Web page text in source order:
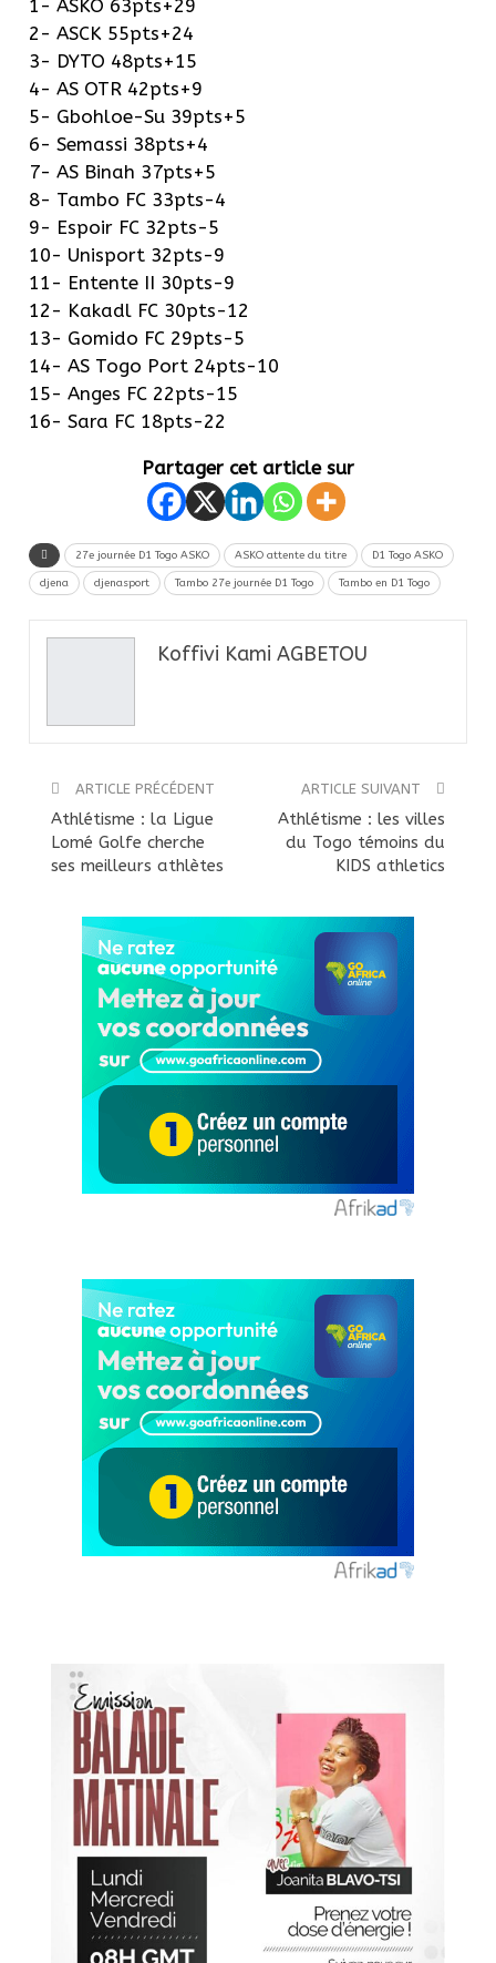
1- ASKO 63pts+29
2- ASCK 55pts+24
3- DYTO 48pts+15
4- AS OTR 42pts+9
5- Gbohloe-Su 39pts+5
6- Semassi 38pts+4
7- AS Binah 37pts+5
8- Tambo FC 33pts-4
9- Espoir FC 32pts-5
10- Unisport 32pts-9
11- Entente II 30pts-9
12- Kakadl FC 30pts-12
13- Gomido FC 29pts-5
14- AS Togo Port 24pts-10
15- Anges FC 22pts-15
16- Sara FC 18pts-22
Partager cet article sur
27e journée D1 Togo ASKO ASKO attente du titre D1 Togo ASKO
djena djenasport Tambo 27e journée D1 Togo Tambo en D1 Togo
Koffivi Kami AGBETOU
ARTICLE PRÉCÉDENT
Athlétisme : la Ligue
Lomé Golfe cherche
ses meilleurs athlètes
ARTICLE SUIVANT
Athlétisme : les villes
du Togo témoins du
KIDS athletics